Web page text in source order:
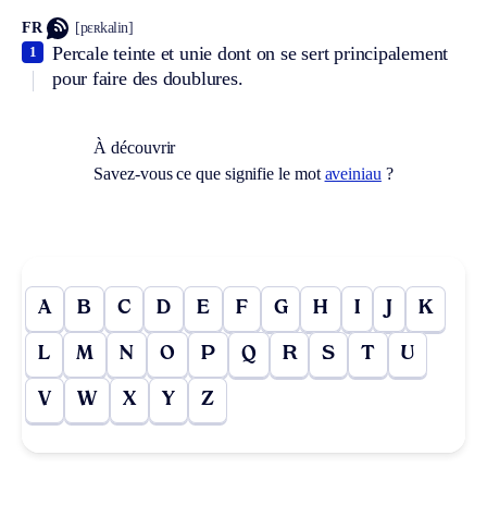
FR [pɛʀkalin]
Percale teinte et unie dont on se sert principalement
pour faire des doublures.
1
À découvrir
Savez-vous ce que signifie le mot aveiniau ?
A B C D E F G H I J K
L M N O P Q R S T U
V W X Y Z